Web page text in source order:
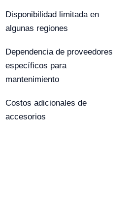
Disponibilidad limitada en
algunas regiones
Dependencia de proveedores
específicos para
mantenimiento
Costos adicionales de
accesorios